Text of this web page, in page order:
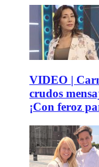
VIDEO |
crudos
¡Con feroz